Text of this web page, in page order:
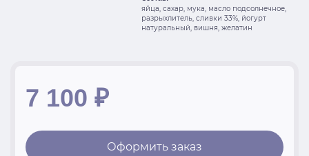
яйца, сахар, мука, масло подсолнечное,
разрыхлитель, сливки 33%, йогурт
натуральный, вишня, желатин
7 100 ₽
Оформить заказ